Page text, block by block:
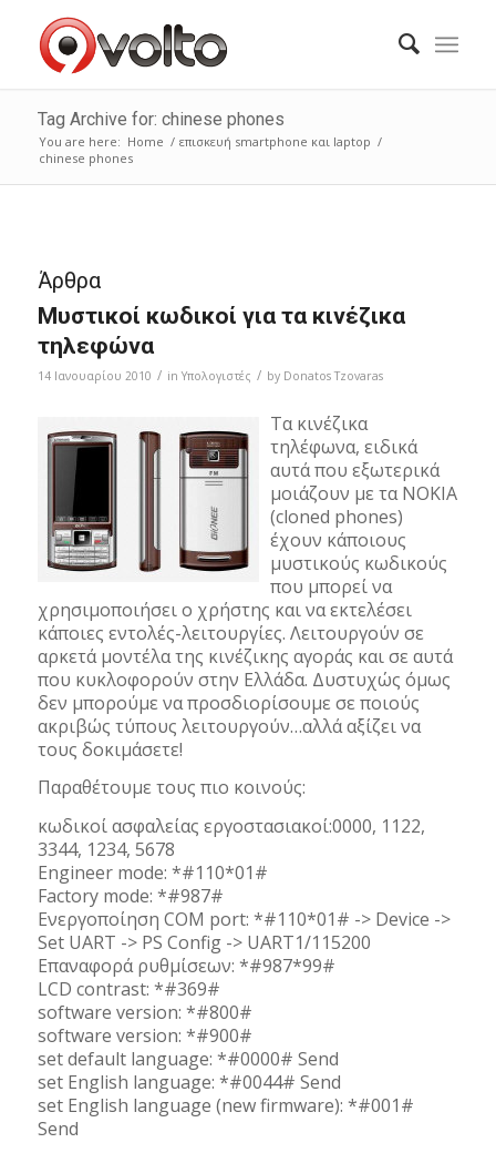
Tag Archive for: chinese phones
You are here: Home / επισκευή smartphone και laptop /
chinese phones
Άρθρα
Μυστικοί κωδικοί για τα κινέζικα
τηλεφώνα
14 Ιανουαρίου 2010 / in Υπολογιστές / by Donatos Tzovaras
Τα κινέζικα
τηλέφωνα, ειδικά
αυτά που εξωτερικά
μοιάζουν με τα NOKIA
(cloned phones)
έχουν κάποιους
μυστικούς κωδικούς
που μπορεί να
χρησιμοποιήσει ο χρήστης και να εκτελέσει
κάποιες εντολές-λειτουργίες. Λειτουργούν σε
αρκετά μοντέλα της κινέζικης αγοράς και σε αυτά
που κυκλοφορούν στην Ελλάδα. Δυστυχώς όμως
δεν μπορούμε να προσδιορίσουμε σε ποιούς
ακριβώς τύπους λειτουργούν…αλλά αξίζει να
τους δοκιμάσετε!
Παραθέτουμε τους πιο κοινούς:
κωδικοί ασφαλείας εργοστασιακοί:0000, 1122,
3344, 1234, 5678
Engineer mode: *#110*01#
Factory mode: *#987#
Ενεργοποίηση COM port: *#110*01# -> Device ->
Set UART -> PS Config -> UART1/115200
Επαναφορά ρυθμίσεων: *#987*99#
LCD contrast: *#369#
software version: *#800#
software version: *#900#
set default language: *#0000# Send
set English language: *#0044# Send
set English language (new firmware): *#001#
Send